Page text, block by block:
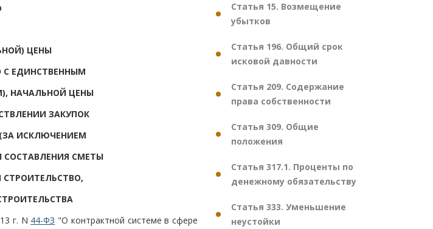
ЦЕНЫ
С ЕДИНСТВЕННЫМ
НАЧАЛЬНОЙ ЦЕНЫ
ЗАКУПОК
ИСКЛЮЧЕНИЕМ
СМЕТЫ
г. N 44-ФЗ "О контрактной системе в сфере
Статья 15. Возмещение
убытков
Статья 196. Общий срок
исковой давности
Статья 209. Содержание
права собственности
Статья 309. Общие
положения
Статья 317.1. Проценты по
денежному обязательству
Статья 333. Уменьшение
неустойки